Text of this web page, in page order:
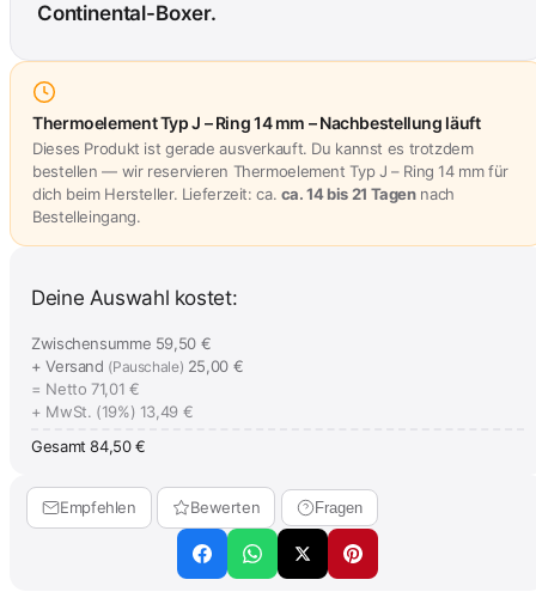
Continental-Boxer.
Thermoelement Typ J – Ring 14 mm – Nachbestellung läuft
Dieses Produkt ist gerade ausverkauft. Du kannst es trotzdem
bestellen — wir reservieren Thermoelement Typ J – Ring 14 mm für
dich beim Hersteller. Lieferzeit: ca. ca. 14 bis 21 Tagennach
Bestelleingang.
Deine Auswahl kostet:
Zwischensumme 59,50 €
+ Versand (Pauschale) 25,00 €
= Netto 71,01 €
+ MwSt. (19%) 13,49 €
Gesamt 84,50 €
Empfehlen Bewerten Fragen